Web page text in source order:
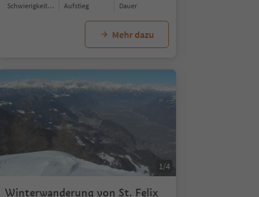
Schwierigkeitsgrad Aufstieg Dauer
Mehr dazu
1/4
Winterwanderung von St. Felix